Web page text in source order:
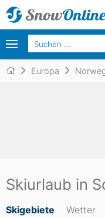
Europa
Skiurlaub in
Skigebiete Wetter